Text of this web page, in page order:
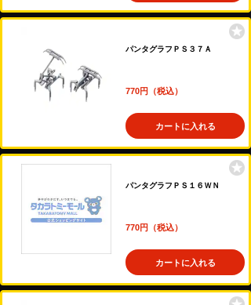
パンタグラフＰＳ３７Ａ
770円（税込）
カートに入れる
パンタグラフＰＳ１６ＷＮ
770円（税込）
カートに入れる